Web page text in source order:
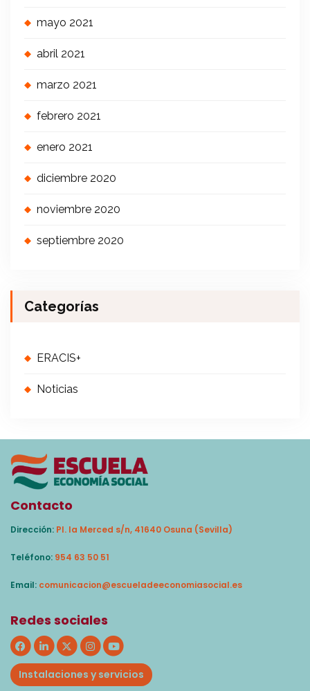
mayo 2021
abril 2021
marzo 2021
febrero 2021
enero 2021
diciembre 2020
noviembre 2020
septiembre 2020
Categorías
ERACIS+
Noticias
Contacto
Dirección: Pl. la Merced s/n, 41640 Osuna (Sevilla)
Teléfono: 954 63 50 51
Email: comunicacion@escueladeeconomiasocial.es
Redes sociales
Instalaciones y servicios